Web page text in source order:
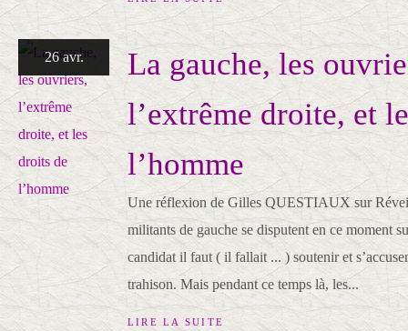
26 avr.
La gauche, les
l’extrême droite, et
l’homme
Une réflexion de Gilles QUESTIAUX sur
militants de gauche se disputent en ce moment
candidat il faut ( il fallait ... ) soutenir et
trahison. Mais pendant ce temps là, les...
LIRE LA SUITE